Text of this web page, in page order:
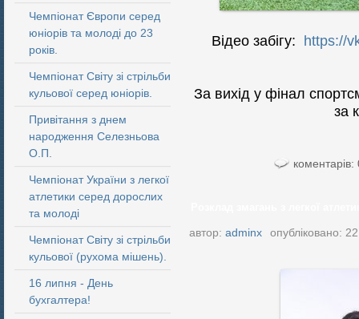
Чемпіонат Європи серед
юніорів та молоді до 23
років.
Чемпіонат Світу зі стрільби
кульової серед юніорів.
Привітання з днем
народження Селезньова
О.П.
Чемпіонат України з легкої
атлетики серед дорослих
та молоді
Чемпіонат Світу зі стрільби
кульової (рухома мішень).
16 липня - День
бухгалтера!
Відео забігу: https://
За вихід у фінал
за
коментарів:
автор: adminx опубліковано: